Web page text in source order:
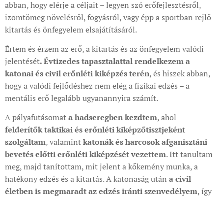
abban, hogy elérje a céljait – legyen szó erőfejlesztésről,
izomtömeg növelésről, fogyásról, vagy épp a sportban rejlő
kitartás és önfegyelem elsajátításáról.
Értem és érzem az erő, a kitartás és az önfegyelem valódi
jelentését. Évtizedes tapasztalattal rendelkezem a
katonai és civil erőnléti kiképzés terén, és hiszek abban,
hogy a valódi fejlődéshez nem elég a fizikai edzés – a
mentális erő legalább ugyanannyira számít.
A pályafutásomata hadseregben kezdtem, ahol
felderítők taktikai és erőnléti kiképzőtisztjeként
szolgáltam, valamintkatonák és harcosok afganisztáni
bevetés előtti erőnléti kiképzését vezettem. Itt tanultam
meg, majd tanítottam, mit jelent a kőkemény munka, a
hatékony edzés és a kitartás. A katonaság után a civil
életben is megmaradt az edzés iránti szenvedélyem, így